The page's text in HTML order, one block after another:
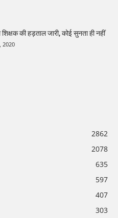
शिक्षक की हड़ताल जारी, कोई सुनता ही नहीं
2020
2862
2078
635
597
407
303